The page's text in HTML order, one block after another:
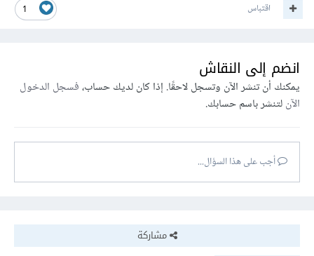
1 اقتباس
انضم إلى النقاش
يمكنك أن تنشر الآن وتسجل لاحقًا. إذا كان لديك حساب،فسجل الدخول
الآنلتنشر باسم حسابك.
أجب على هذا السؤال...
مشاركة